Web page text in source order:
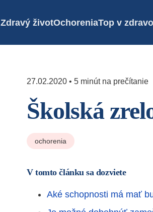
Zdravý životOchoreniaTop v
27.02.2020 • 5 minút na prečítanie
Školská
ochorenia
V tomto článku sa dozviete
Aké schopnosti má mať